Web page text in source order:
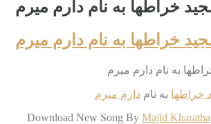
خراطها به نام دارم میرم
خراطها به نام دارم میرم
خراطها به نام دارم میرم
Download New Song By Majid Kharatha